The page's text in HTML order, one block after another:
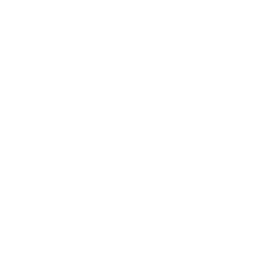
članak
ovaj članak